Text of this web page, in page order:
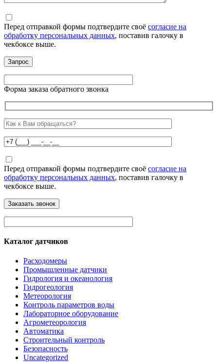
Перед отправкой формы подтвердите своё согласие на
обработку персональных данных, поставив галочку в
чекбоксе выше.
Форма заказа обратного звонка
Перед отправкой формы подтвердите своё согласие на
обработку персональных данных, поставив галочку в
чекбоксе выше.
Каталог датчиков
Расходомеры
Промышленные датчики
Гидрология и океанология
Гидрогеология
Метеорология
Контроль параметров воды
Лабораторное оборудование
Агрометеорология
Автоматика
Строительный контроль
Безопасность
Uncategorized